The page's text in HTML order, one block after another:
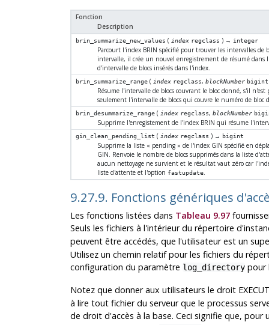
Fonction
Description
brin_summarize_new_values ( index regclass ) → integer
Parcourt l'index BRIN spécifié pour trouver les intervalles
intervalle, il crée un nouvel enregistrement de résumé dans
d'intervalle de blocs insérés dans l'index.
brin_summarize_range ( index regclass,blockNumber bigint
Résume l'intervalle de blocs couvrant le bloc donné, s'il n'est
seulement l'intervalle de blocs qui couvre le numéro de bloc
brin_desummarize_range ( index regclass,blockNumber
Supprime l'enregistement de l'index BRIN qui résume
gin_clean_pending_list ( index regclass ) → bigint
Supprime la liste « pending» de l'index GIN spécifié en
GIN. Renvoie le nombre de blocs supprimés dans la liste
aucun nettoyage ne survient et le résultat vaut zéro car
liste d'attente et l'option fastupdate.
9.27.9. Fonctions génériques
Les fonctions listées dans Tableau 9.97
Seuls les fichiers à l'intérieur du répertoire
peuvent être accédés, que l'utilisateur est un
Utilisez un chemin relatif pour les fichiers du
configuration du paramètre log_directorypour
Notez que donner aux utilisateurs le droit
à lire tout fichier du serveur que le processus
de droit d'accès à la base. Ceci signifie que,